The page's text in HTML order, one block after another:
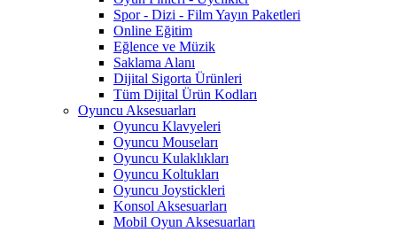
Spor - Dizi - Film Yayın Paketleri
Online Eğitim
Eğlence ve Müzik
Saklama Alanı
Dijital Sigorta Ürünleri
Tüm Dijital Ürün Kodları
Oyuncu Aksesuarları
Oyuncu Klavyeleri
Oyuncu Mouseları
Oyuncu Kulaklıkları
Oyuncu Koltukları
Oyuncu Joystickleri
Konsol Aksesuarları
Mobil Oyun Aksesuarları